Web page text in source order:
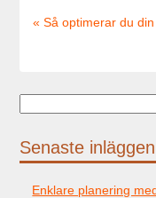
« Så optimerar du
Senaste inläggen
Enklare planering